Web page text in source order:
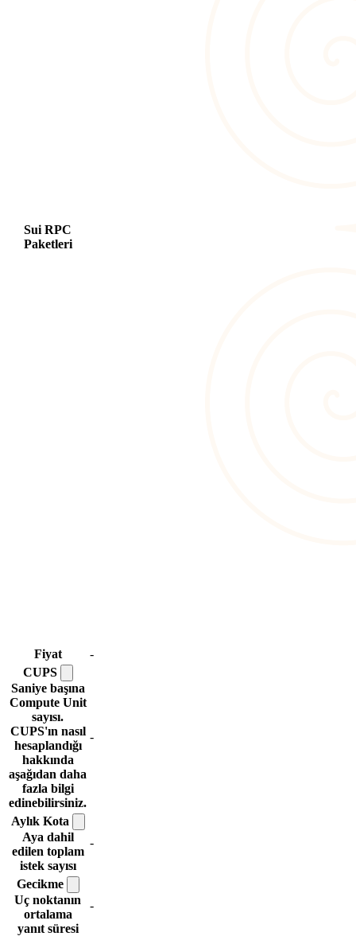
Sui RPC
Paketleri
Fiyat
-
CUPS
Saniye başına
Compute Unit
sayısı.
CUPS'ın nasıl
hesaplandığı
hakkında
aşağıdan daha
fazla bilgi
edinebilirsiniz.
-
Aylık Kota
Aya dahil
edilen toplam
istek sayısı
-
Gecikme
Uç noktanın
ortalama
yanıt süresi
-